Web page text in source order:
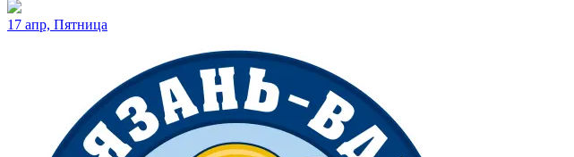
17 апр, Пятница